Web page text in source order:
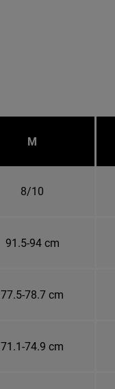
M
8/10
91.5-94 cm
77.5-78.7 cm
71.1-74.9 cm